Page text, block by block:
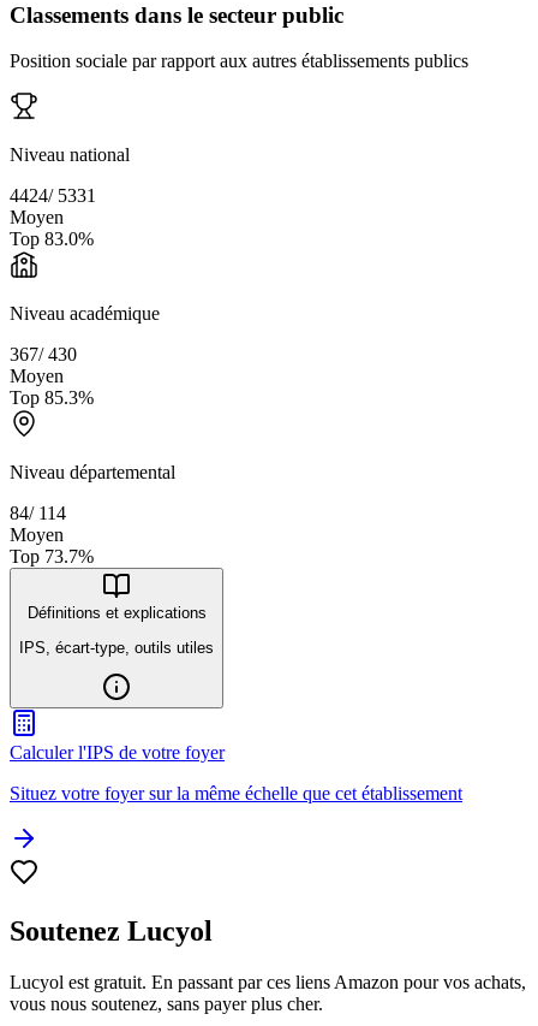
Classements dans le secteur public
Position sociale par rapport aux autres établissements publics
Niveau national
4424/ 5331
Moyen
Top 83.0%
Niveau académique
367/430
Moyen
Top 85.3%
Niveau départemental
84/ 114
Moyen
Top 73.7%
Définitions et explications
IPS, écart-type, outils utiles
Calculer l'IPS de votre foyer
Situez votre foyer sur la même échelle que cet établissement
Soutenez Lucyol
Lucyol est gratuit. En passant par ces liens Amazon pour vos achats,
vous nous soutenez, sans payer plus cher.